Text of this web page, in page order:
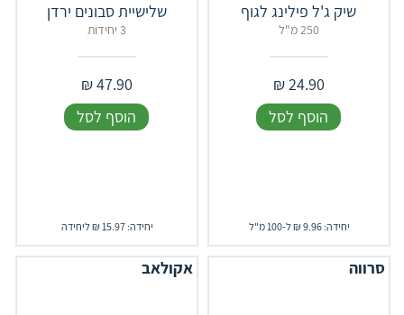
שיק ג'ל פילינג לגוף
250 מ"ל
24.90
₪
הוסף לסל
יחידה: 9.96 ₪ ל-100 מ"ל
שלישיית סבונים ירדן
3 יחידות
47.90
₪
הוסף לסל
יחידה: 15.97 ₪ ליחידה
סרווה אקולאב